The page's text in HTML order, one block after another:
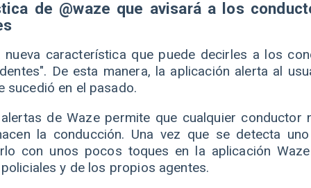
de @waze que avisará a los
característica que puede decirles a los
De esta manera, la aplicación alerta al
sucedió en el pasado.
de Waze permite que cualquier
la conducción. Una vez que se detecta
con unos pocos toques en la aplicación
y de los propios agentes.